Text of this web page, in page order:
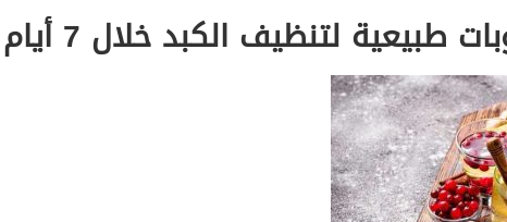
طبيعية لتنظيف الكبد خلال 7 أيام